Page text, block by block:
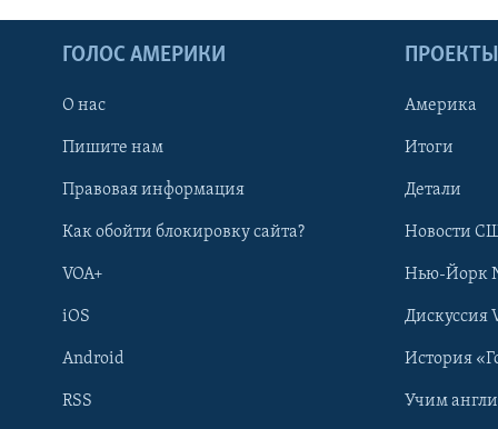
ГОЛОС АМЕРИКИ
О нас
Пишите нам
Правовая информация
Как обойти блокировку сайта?
VOA+
iOS
Android
RSS
ПРОЕКТЫ
Америка
Итоги
Детали
Новости
Нью-Йорк
Дискуссия
История
Учим